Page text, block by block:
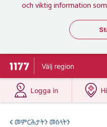
och viktig information
To start page for 1177
Välj region
Logga in
at 1177.se
መምርሕታትን መሰላትን